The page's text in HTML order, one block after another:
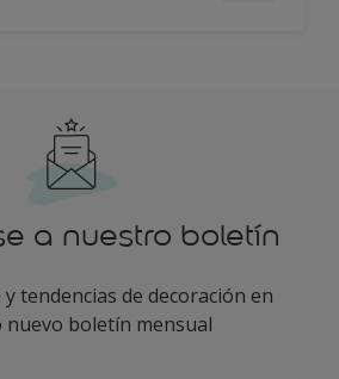
a nuestro boletín
tendencias de decoración en
nuevo boletín mensual